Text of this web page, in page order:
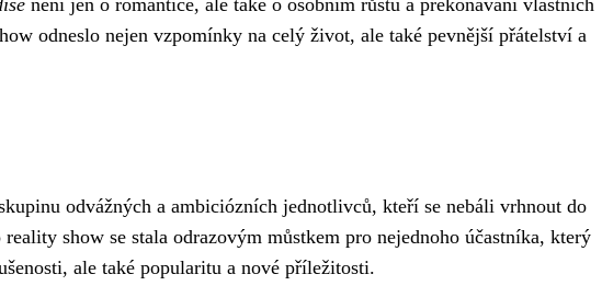
není jen o romantice, ale také o osobním růstu a překonávání vlastních
odneslo nejen vzpomínky na celý život, ale také pevnější přátelství a
odvážných a ambiciózních jednotlivců, kteří se nebáli vrhnout do
show se stala odrazovým můstkem pro nejednoho účastníka, který
ale také popularitu a nové příležitosti.